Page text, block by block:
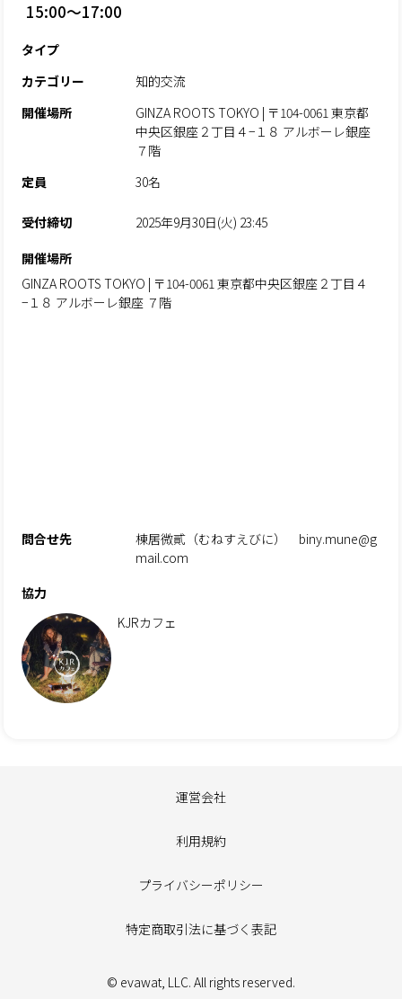
15:00～17:00
タイプ
カテゴリー
知的交流
開催場所
GINZA ROOTS TOKYO | 〒104-0061 東京都
中央区銀座２丁目４−１８ アルボーレ銀座
７階
定員
30名
受付締切
2025年9月30日(火) 23:45
開催場所
GINZA ROOTS TOKYO | 〒104-0061 東京都中央区銀座２丁目４
−１８ アルボーレ銀座 ７階
問合せ先
棟居微貳（むねすえびに） biny.mune@g
mail.com
協力
KJRカフェ
運営会社
利用規約
プライバシーポリシー
特定商取引法に基づく表記
© evawat, LLC. All rights reserved.